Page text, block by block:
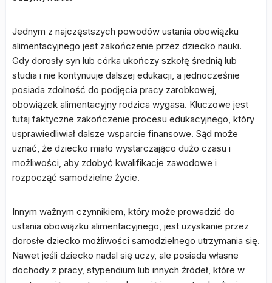
Jednym z najczęstszych powodów ustania obowiązku
alimentacyjnego jest zakończenie przez dziecko nauki.
Gdy dorosły syn lub córka ukończy szkołę średnią lub
studia i nie kontynuuje dalszej edukacji, a jednocześnie
posiada zdolność do podjęcia pracy zarobkowej,
obowiązek alimentacyjny rodzica wygasa. Kluczowe jest
tutaj faktyczne zakończenie procesu edukacyjnego, który
usprawiedliwiał dalsze wsparcie finansowe. Sąd może
uznać, że dziecko miało wystarczająco dużo czasu i
możliwości, aby zdobyć kwalifikacje zawodowe i
rozpocząć samodzielne życie.
Innym ważnym czynnikiem, który może prowadzić do
ustania obowiązku alimentacyjnego, jest uzyskanie przez
dorosłe dziecko możliwości samodzielnego utrzymania się.
Nawet jeśli dziecko nadal się uczy, ale posiada własne
dochody z pracy, stypendium lub innych źródeł, które w